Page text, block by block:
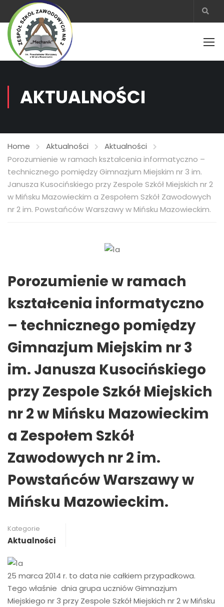
AKTUALNOŚCI
Home Aktualności
Aktualności
Porozumienie w ramach kształcenia informatyczno –
technicznego pomiędzy Gimnazjum Miejskim nr 3 im.
Janusza Kusocińskiego przy Zespole Szkół Miejskich nr 2
w Mińsku Mazowieckim a Zespołem Szkół Zawodowych
nr 2 im. Powstańców Warszawy w Mińsku Mazowieckim.
Porozumienie w ramach
kształcenia informatyczno
– technicznego pomiędzy
Gimnazjum Miejskim nr 3
im. Janusza Kusocińskiego
przy Zespole Szkół Miejskich
nr 2 w Mińsku Mazowieckim
a Zespołem Szkół
Zawodowych nr 2 im.
Powstańców Warszawy w
Mińsku Mazowieckim.
Kategorie
Aktualności
25 marca 2014 r. to data nie całkiem przypadkowa.
Tego właśnie dnia grupa uczniów Gimnazjum
Miejskiego nr 3 przy Zespole Szkół Miejskich nr 2 w Mińsku